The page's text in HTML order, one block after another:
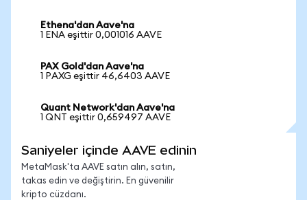
Ethena'dan Aave'na
1 ENA eşittir 0,001016 AAVE
PAX Gold'dan Aave'na
1 PAXG eşittir 46,6403 AAVE
Quant Network'dan Aave'na
1 QNT eşittir 0,659497 AAVE
Saniyeler içinde AAVE edinin
MetaMask'ta AAVE satın alın, satın,
takas edin ve değiştirin. En güvenilir
kripto cüzdanı.